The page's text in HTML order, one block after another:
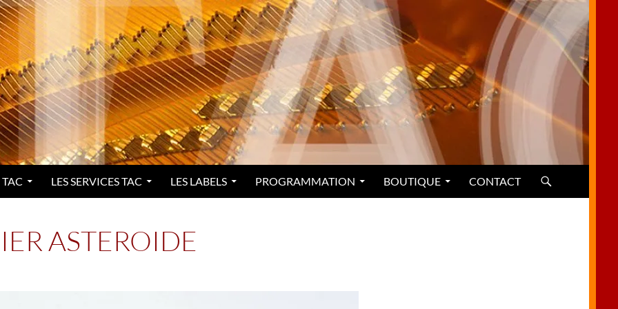
TAC LES SERVICES TAC LES LABELS PROGRAMMATION BOUTIQUE CONTACT
ASTEROIDE